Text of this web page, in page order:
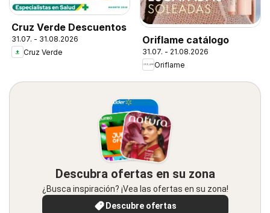
Cruz Verde Descuentos
31.07. - 31.08.2026
Cruz Verde
Oriflame catálogo
31.07. - 21.08.2026
Oriflame
Descubra ofertas en su zona
¿Busca inspiración? ¡Vea las ofertas en su zona!
Descubre ofertas